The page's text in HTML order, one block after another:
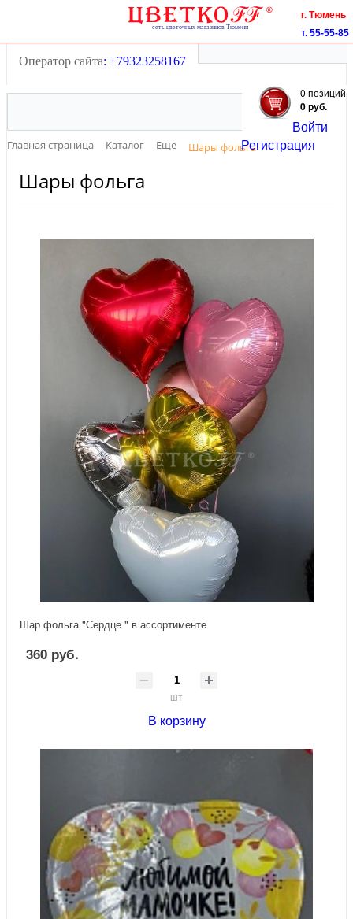
Тюмень
55-55-85
Оператор сайта: +79323258167
г. Тюмень
т. 55-55-85
0 позиций
0 руб.
Войти
Регистрация
Главная страница Каталог Еще Шары фольга
Шары фольга
Шар фольга "Сердце " в ассортименте
360 руб.
шт
В корзину